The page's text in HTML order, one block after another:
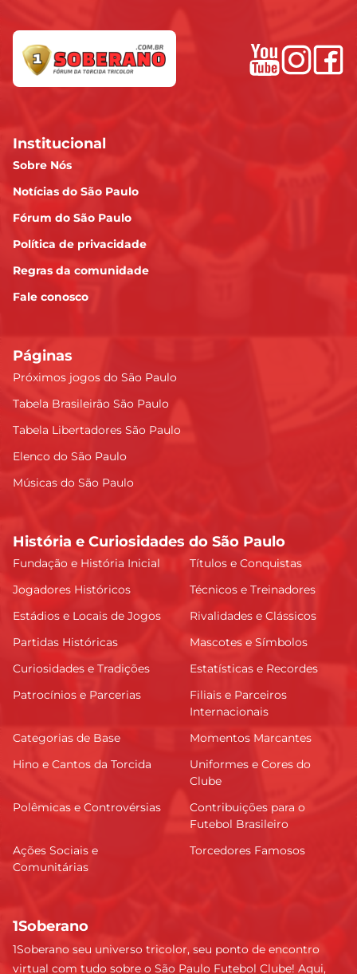
Institucional
Sobre Nós
Notícias do São Paulo
Fórum do São Paulo
Política de privacidade
Regras da comunidade
Fale conosco
Páginas
Próximos jogos do São Paulo
Tabela Brasileirão São Paulo
Tabela Libertadores São Paulo
Elenco do São Paulo
Músicas do São Paulo
História e Curiosidades do São Paulo
Fundação e História Inicial
Títulos e Conquistas
Jogadores Históricos
Técnicos e Treinadores
Estádios e Locais de Jogos
Rivalidades e Clássicos
Partidas Históricas
Mascotes e Símbolos
Curiosidades e Tradições
Estatísticas e Recordes
Patrocínios e Parcerias
Filiais e Parceiros
Internacionais
Categorias de Base
Momentos Marcantes
Hino e Cantos da Torcida
Uniformes e Cores do
Clube
Polêmicas e Controvérsias
Contribuições para o
Futebol Brasileiro
Ações Sociais e
Comunitárias
Torcedores Famosos
1Soberano
1Soberano seu universo tricolor, seu ponto de encontro
virtual com tudo sobre o São Paulo Futebol Clube! Aqui,